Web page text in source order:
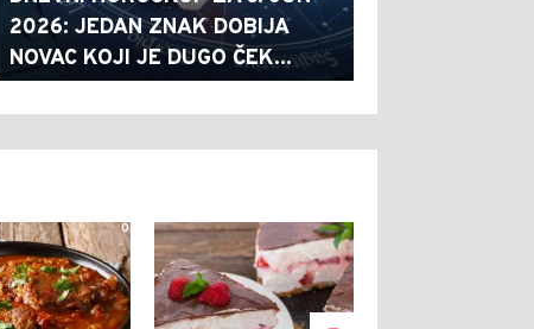
2026: JEDAN ZNAK DOBIJA
NOVAC KOJI JE DUGO ČEK...
0